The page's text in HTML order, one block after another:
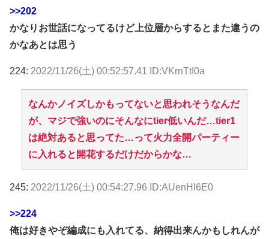
>>202
かなりお世話になってるけど上位層からするとまた違うの
かなあとは思う
224: 2022/11/26(土) 00:52:57.41 ID:VKrnTtI0a
なんかノイズしかもってないと思われそうなんだ
が、マジで強いのにそんなにtier低いんだ…tier1
は絶対あると思ってた…って火力全開パーティー
に入れると開花するだけだからかな…
245: 2022/11/26(土) 00:54:27.96 ID:AUenHl6E0
>>224
俺は好きやぞ編成にも入れてる、納得出来んかもしれんが